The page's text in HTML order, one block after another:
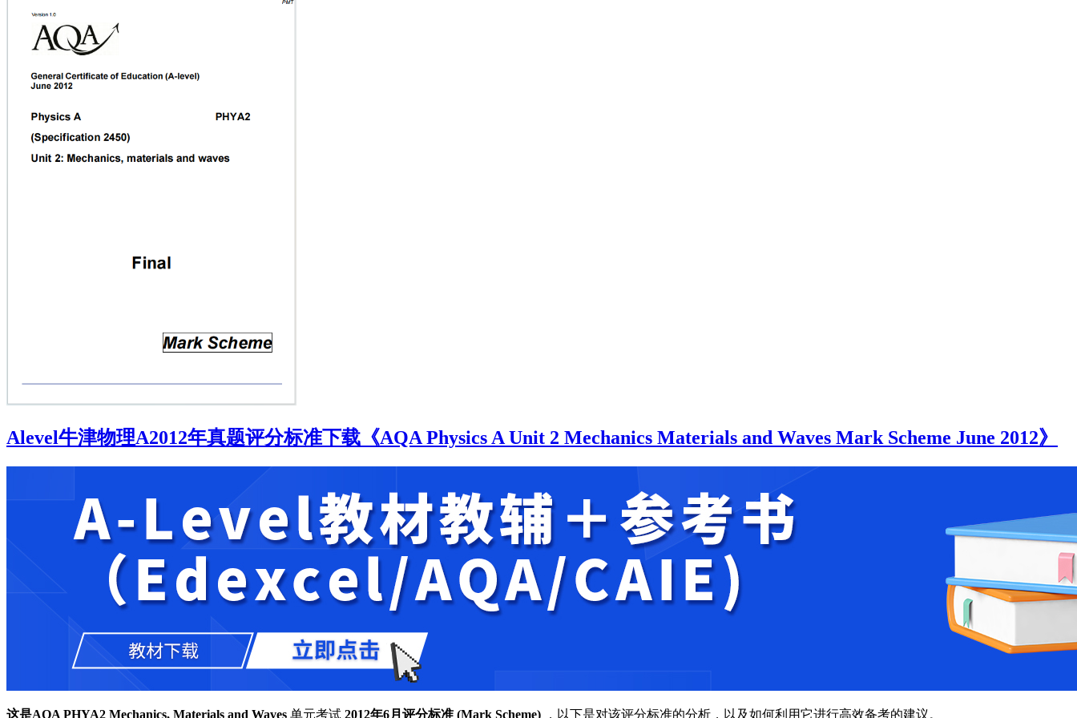
Alevel牛津物理A2012年真题评分标准下载《AQA Physics A Unit 2 Mechanics Materials and Waves Mark Scheme June 2012》
这是AQA PHYA2 Mechanics, Materials and Waves 单元考试 2012年6月评分标准 (Mark Scheme) ，以下是对该评分标准的分析，以及如何利用它进行高效备考的建议。